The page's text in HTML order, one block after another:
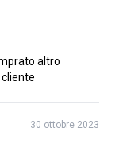
altro
30 ottobre 2023